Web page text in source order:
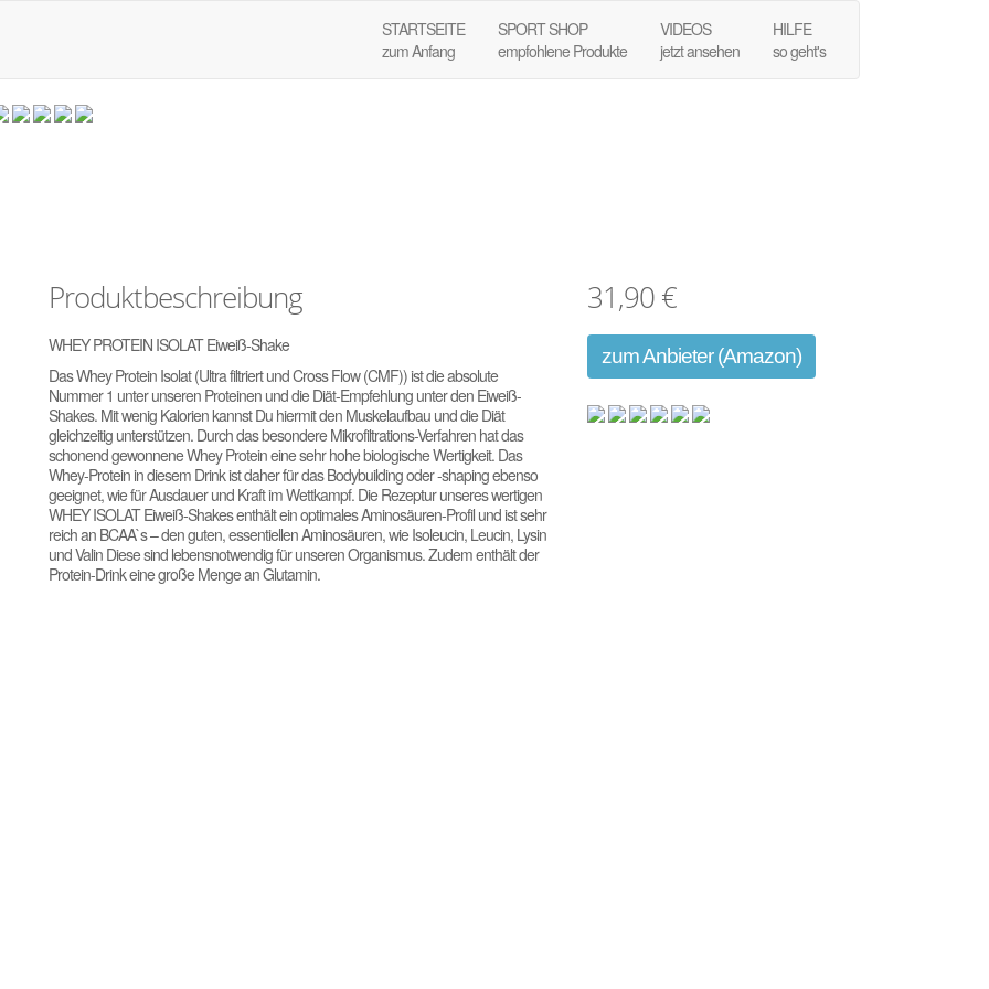
STARTSEITE
zum Anfang
SPORT SHOP
empfohlene Produkte
VIDEOS
jetzt ansehen
HILFE
so geht's
31,90 €
zum Anbieter (Amazon)
Produktbeschreibung
WHEY PROTEIN ISOLAT Eiweiß-Shake
Das Whey Protein Isolat (Ultra filtriert und Cross Flow (CMF)) ist die absolute
Nummer 1 unter unseren Proteinen und die Diät-Empfehlung unter den Eiweiß-
Shakes. Mit wenig Kalorien kannst Du hiermit den Muskelaufbau und die Diät
gleichzeitig unterstützen. Durch das besondere Mikrofiltrations-Verfahren hat das
schonend gewonnene Whey Protein eine sehr hohe biologische Wertigkeit. Das
Whey-Protein in diesem Drink ist daher für das Bodybuilding oder -shaping ebenso
geeignet, wie für Ausdauer und Kraft im Wettkampf. Die Rezeptur unseres wertigen
WHEY ISOLAT Eiweiß-Shakes enthält ein optimales Aminosäuren-Profil und ist sehr
reich an BCAA`s – den guten, essentiellen Aminosäuren, wie Isoleucin, Leucin, Lysin
und Valin Diese sind lebensnotwendig für unseren Organismus. Zudem enthält der
Protein-Drink eine große Menge an Glutamin.